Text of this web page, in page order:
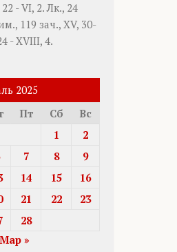
- VI, 2. Лк., 24
119 зач., XV, 30-
- XVIII, 4.
2025
Пт Сб
Вс
1
2
7 8
9
14 15
16
21 22
23
28
Мар »